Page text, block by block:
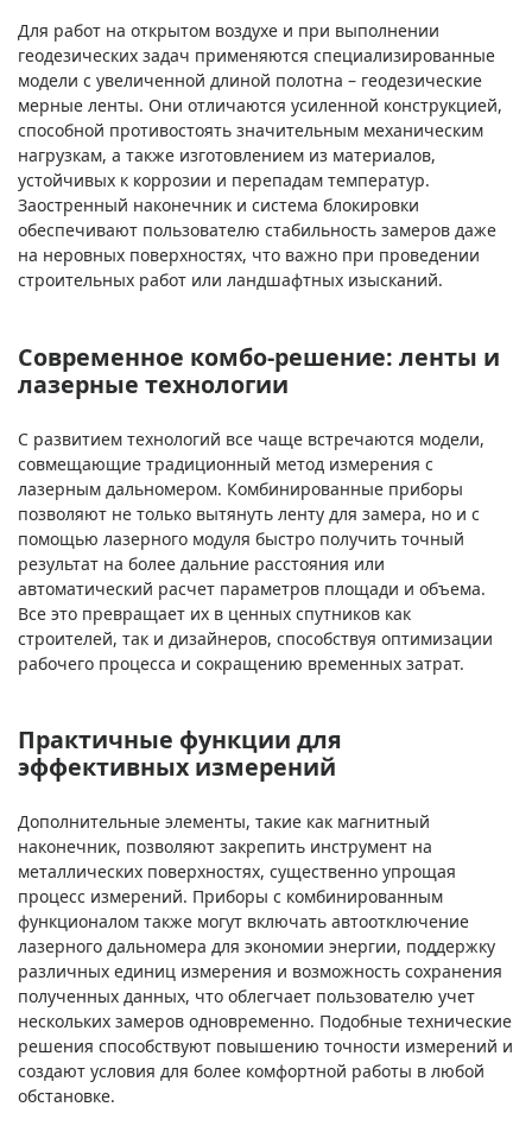
Для работ на открытом воздухе и при выполнении
геодезических задач применяются специализированные
модели с увеличенной длиной полотна – геодезические
мерные ленты. Они отличаются усиленной конструкцией,
способной противостоять значительным механическим
нагрузкам, а также изготовлением из материалов,
устойчивых к коррозии и перепадам температур.
Заостренный наконечник и система блокировки
обеспечивают пользователю стабильность замеров даже
на неровных поверхностях, что важно при проведении
строительных работ или ландшафтных изысканий.
Современное комбо-решение: ленты и
лазерные технологии
С развитием технологий все чаще встречаются модели,
совмещающие традиционный метод измерения с
лазерным дальномером. Комбинированные приборы
позволяют не только вытянуть ленту для замера, но и с
помощью лазерного модуля быстро получить точный
результат на более дальние расстояния или
автоматический расчет параметров площади и объема.
Все это превращает их в ценных спутников как
строителей, так и дизайнеров, способствуя оптимизации
рабочего процесса и сокращению временных затрат.
Практичные функции для
эффективных измерений
Дополнительные элементы, такие как магнитный
наконечник, позволяют закрепить инструмент на
металлических поверхностях, существенно упрощая
процесс измерений. Приборы с комбинированным
функционалом также могут включать автоотключение
лазерного дальномера для экономии энергии, поддержку
различных единиц измерения и возможность сохранения
полученных данных, что облегчает пользователю учет
нескольких замеров одновременно. Подобные технические
решения способствуют повышению точности измерений и
создают условия для более комфортной работы в любой
обстановке.